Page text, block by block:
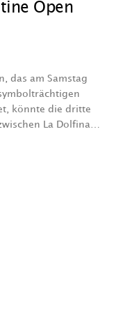
Open
das am Samstag
könnte die dritte
La Dolfina…